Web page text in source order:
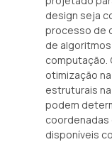
design seja
processo de
de
computação.
otimização
estruturais na
podem
coordenadas
disponíveis